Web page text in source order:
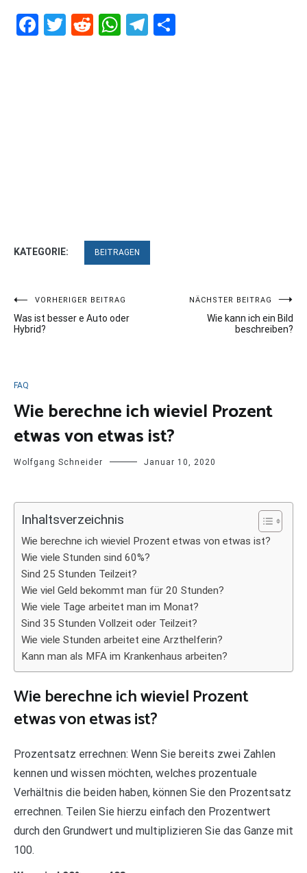
Facebook
Twitter
RedditWhatsApp
Telegram
KATEGORIE: BEITRAGEN
Beitragsnavigation
VORHERIGER BEITRAG
Was ist besser e Auto oder
Hybrid?
NÄCHSTER BEITRAG
Wie kann ich ein Bild
beschreiben?
FAQ
Wie berechne ich wieviel Prozent
etwas von etwas ist?
Wolfgang Schneider Januar 10, 2020
Inhaltsverzeichnis
Wie berechne ich wieviel Prozent etwas von etwas ist?
Wie viele Stunden sind 60%?
Sind 25 Stunden Teilzeit?
Wie viel Geld bekommt man für 20 Stunden?
Wie viele Tage arbeitet man im Monat?
Sind 35 Stunden Vollzeit oder Teilzeit?
Wie viele Stunden arbeitet eine Arzthelferin?
Kann man als MFA im Krankenhaus arbeiten?
Wie berechne ich wieviel Prozent
etwas von etwas ist?
Prozentsatz errechnen: Wenn Sie bereits zwei Zahlen
kennen und wissen möchten, welches prozentuale
Verhältnis die beiden haben, können Sie den Prozentsatz
errechnen. Teilen Sie hierzu einfach den Prozentwert
durch den Grundwert und multiplizieren Sie das Ganze mit
100.